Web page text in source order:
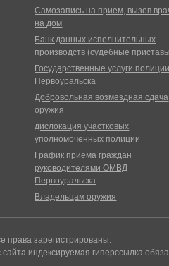
Самозапись на прием, вызов
на дом
Банк данных исполнительных
производств (судебные
Государственные услуги
Первоуральска
Добровольная возмездная сдача
оружия
дислокация участковых
уполномоченных полиции
График приема граждан
руководителями ОМВД
Первоуральска
Владельцам оружия
права зарегистрированы.
индексируемая гиперссылка